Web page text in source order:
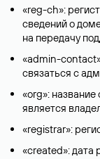
«reg-ch»:
сведений о
на передачу
«admin-
связаться с
«org»:
является
«registrar»:
«created»: дата